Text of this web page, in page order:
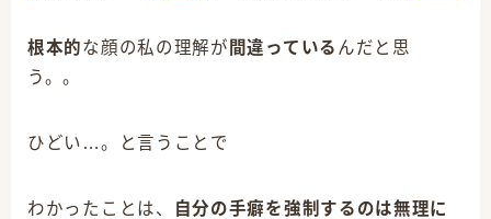
根本的な顔の私の理解が 間違っている んだと思
う。。
ひどい…。と言うことで
わかったことは、
自分の手癖を強制するのは無理に